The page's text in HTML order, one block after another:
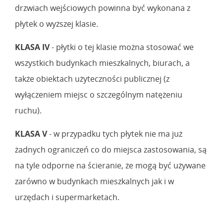
drzwiach wejściowych powinna być wykonana z
płytek o wyższej klasie.
KLASA IV- płytki o tej klasie można stosować we
wszystkich budynkach mieszkalnych, biurach, a
także obiektach użyteczności publicznej (z
wyłączeniem miejsc o szczególnym natężeniu
ruchu).
KLASA V- w przypadku tych płytek nie ma już
żadnych ograniczeń co do miejsca zastosowania, są
na tyle odporne na ścieranie, że mogą być używane
zarówno w budynkach mieszkalnych jak i w
urzędach i supermarketach.